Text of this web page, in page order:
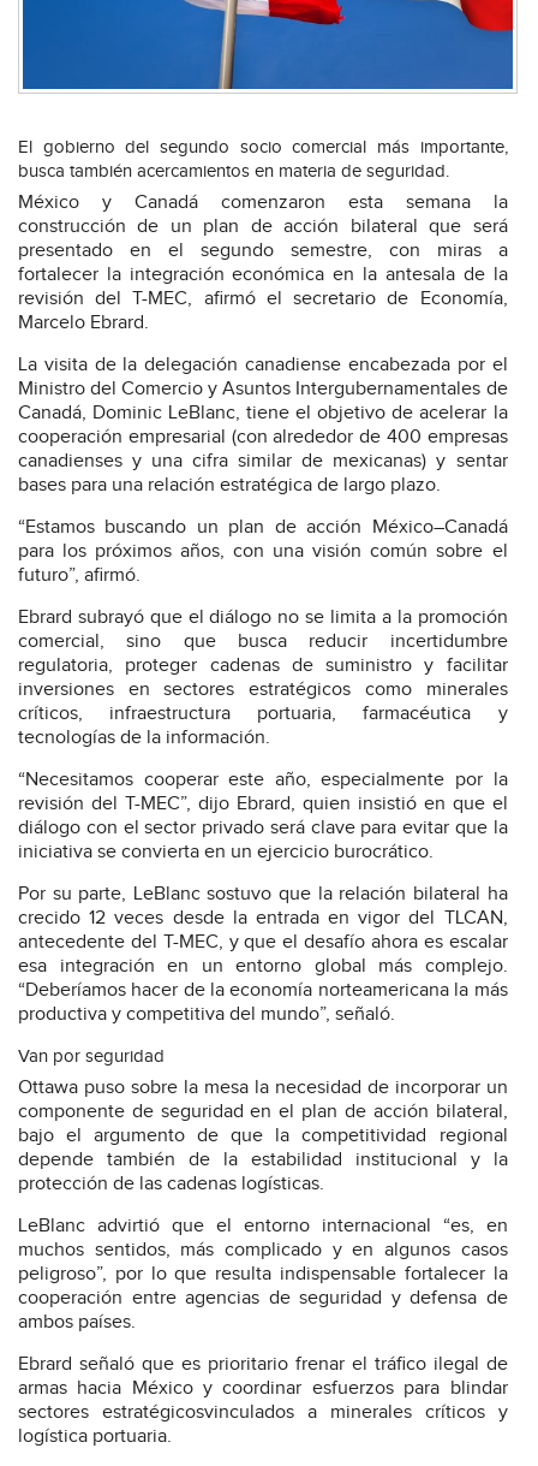
El gobierno del segundo socio comercial más importante,
busca también acercamientos en materia de seguridad.
México y Canadá comenzaron esta semana la
construcción de un plan de acción bilateral que será
presentado en el segundo semestre, con miras a
fortalecer la integración económica en la antesala de la
revisión del T-MEC, afirmó el secretario de Economía,
Marcelo Ebrard.
La visita de la delegación canadiense encabezada por el
Ministro del Comercio y Asuntos Intergubernamentales de
Canadá, Dominic LeBlanc, tiene el objetivo de acelerar la
cooperación empresarial (con alrededor de 400 empresas
canadienses y una cifra similar de mexicanas) y sentar
bases para una relación estratégica de largo plazo.
“Estamos buscando un plan de acción México–Canadá
para los próximos años, con una visión común sobre el
futuro”, afirmó.
Ebrard subrayó que el diálogo no se limita a la promoción
comercial, sino que busca reducir incertidumbre
regulatoria, proteger cadenas de suministro y facilitar
inversiones en sectores estratégicos como minerales
críticos, infraestructura portuaria, farmacéutica y
tecnologías de la información.
“Necesitamos cooperar este año, especialmente por la
revisión del T-MEC”, dijo Ebrard, quien insistió en que el
diálogo con el sector privado será clave para evitar que la
iniciativa se convierta en un ejercicio burocrático.
Por su parte, LeBlanc sostuvo que la relación bilateral ha
crecido 12 veces desde la entrada en vigor del TLCAN,
antecedente del T-MEC, y que el desafío ahora es escalar
esa integración en un entorno global más complejo.
“Deberíamos hacer de la economía norteamericana la más
productiva y competitiva del mundo”, señaló.
Van por seguridad
Ottawa puso sobre la mesa la necesidad de incorporar un
componente de seguridad en el plan de acción bilateral,
bajo el argumento de que la competitividad regional
depende también de la estabilidad institucional y la
protección de las cadenas logísticas.
LeBlanc advirtió que el entorno internacional “es, en
muchos sentidos, más complicado y en algunos casos
peligroso”, por lo que resulta indispensable fortalecer la
cooperación entre agencias de seguridad y defensa de
ambos países.
Ebrard señaló que es prioritario frenar el tráfico ilegal de
armas hacia México y coordinar esfuerzos para blindar
sectores estratégicosvinculados a minerales críticos y
logística portuaria.